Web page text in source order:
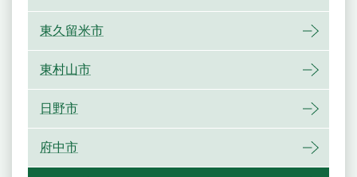
東久留米市
東村山市
日野市
府中市